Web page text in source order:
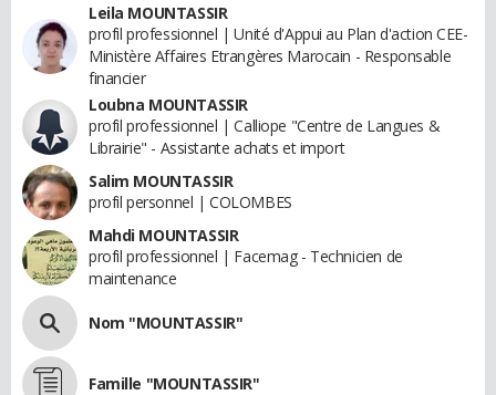
Leila MOUNTASSIR
profil professionnel | Unité d'Appui au Plan d'action CEE-
Ministère Affaires Etrangères Marocain - Responsable
financier
Loubna MOUNTASSIR
profil professionnel | Calliope "Centre de Langues &
Librairie" - Assistante achats et import
Salim MOUNTASSIR
profil personnel | COLOMBES
Mahdi MOUNTASSIR
profil professionnel | Facemag - Technicien de
maintenance
Nom "MOUNTASSIR"
Famille "MOUNTASSIR"